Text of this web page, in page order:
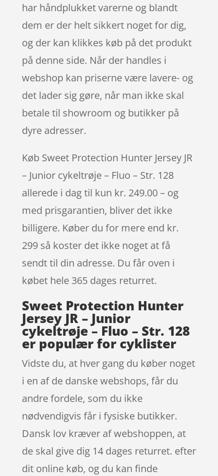
har håndplukket varerne og blandt
dem er der helt sikkert noget for dig,
og der kan klikkes køb på det produkt
på denne side. Når der handles i
webshop kan priserne være lavere- og
det lader sig gøre, når man ikke skal
betale til showroom og butikker på
dyre adresser.
Køb Sweet Protection Hunter Jersey JR
– Junior cykeltrøje – Fluo – Str. 128
allerede i dag til kun kr. 249.00 – og
med prisgarantien, bliver det ikke
billigere. Køber du for mere end kr.
299 så koster det ikke noget at få
sendt til din adresse. Du får oven i
købet hele 365 dages returret.
Sweet Protection Hunter
Jersey JR – Junior
cykeltrøje – Fluo – Str. 128
er populær for cyklister
Vidste du, at hver gang du køber noget
i en af de danske webshops, får du
andre fordele, som du ikke
nødvendigvis får i fysiske butikker.
Dansk lov kræver af webshoppen, at
de skal give dig 14 dages returret. efter
dit online køb, og du kan finde